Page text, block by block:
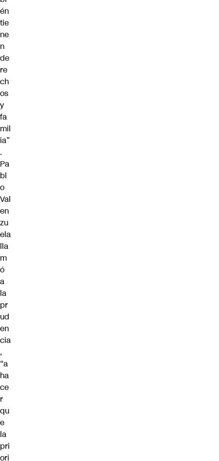
én
tie
ne
n
de
re
ch
os
y
fa
mil
ia”
.
Pa
bl
o
Val
en
zu
ela
lla
m
ó
a
la
pr
ud
en
cia
,
“a
ha
ce
r
qu
e
la
pri
ori